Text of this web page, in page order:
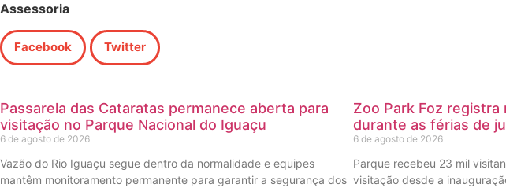
Assessoria
Facebook Twitter
Passarela das Cataratas permanece aberta para
visitação no Parque Nacional do Iguaçu
6 de agosto de 2026
Vazão do Rio Iguaçu segue dentro da normalidade e equipes
mantêm monitoramento permanente para garantir a segurança dos
Zoo Park Foz registra
durante as férias de
6 de agosto de 2026
Parque recebeu 23 mil
visitação desde a